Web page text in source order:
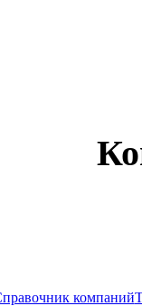
компаний